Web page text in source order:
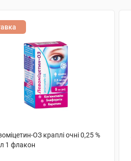
ОЗ краплі очні 0,25 %
1 флакон